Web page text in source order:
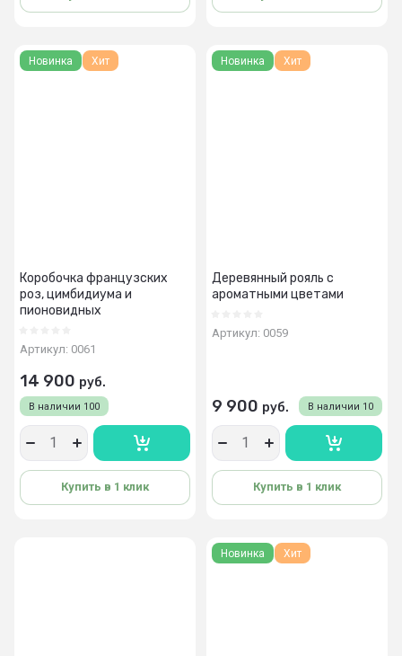
Новинка Хит
Коробочка французских
роз, цимбидиума и
пионовидных
Артикул: 0061
В наличии 100
14 900 руб.
Купить в 1 клик
Новинка Хит
Деревянный рояль с
ароматными цветами
Артикул: 0059
В наличии 10
9 900 руб.
Купить в 1 клик
Новинка Хит